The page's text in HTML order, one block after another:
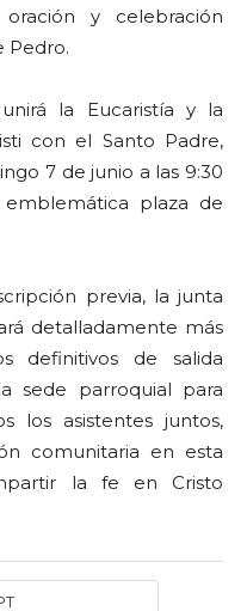
y celebración
Pedro.
la Eucaristía y la
con el Santo Padre,
7 de junio a las 9:30
plaza de
previa, la junta
detalladamente más
definitivos de salida
sede parroquial para
los asistentes juntos,
comunitaria en esta
la fe en Cristo